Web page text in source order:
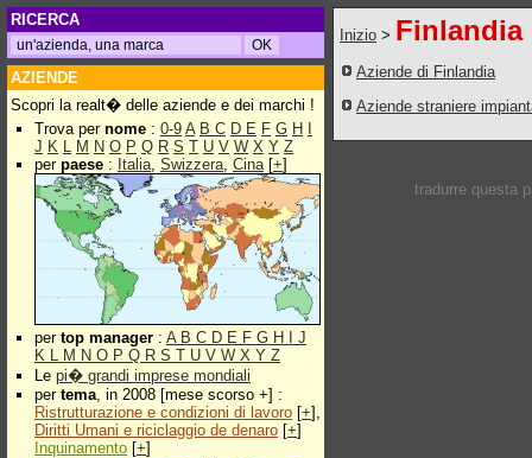
RICERCA
AZIENDE
Scopri la realt� delle aziende e dei marchi !
Trova per nome : 0-9 A B C D E F G H
J K L M N O P Q R S T U V W X Y Z
per paese : Italia, Swizzera, Cina[+]
per top manager : A B C D E F G H
J
K L M N O P Q R S T U V W X Y Z
Le pi� grandi imprese mondiali
per tema, in 2008 [mese scorso +] :
Ristrutturazione e condizioni di lavoro [+],
Diritti Umani e riciclaggio de denaro [+]
Inquinamento [+]
Inizio > Finlandia
Aziende di Finlandia
Aziende straniere
tradurre questa